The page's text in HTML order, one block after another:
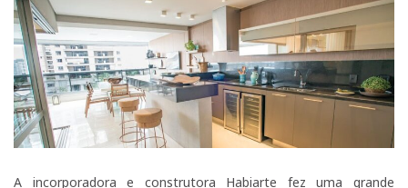
A incorporadora e construtora Habiarte fez uma grande